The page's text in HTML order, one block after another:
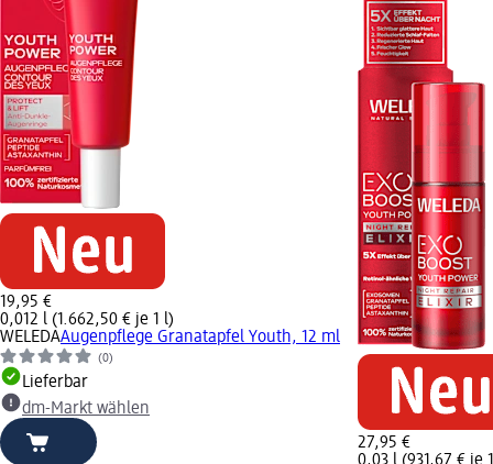
19,95 €
0,012 l (1.662,50 € je 1 l)
WELEDAAugenpflege Granatapfel Youth, 12 ml
(0)
Lieferbar
dm-Markt wählen
27,95 €